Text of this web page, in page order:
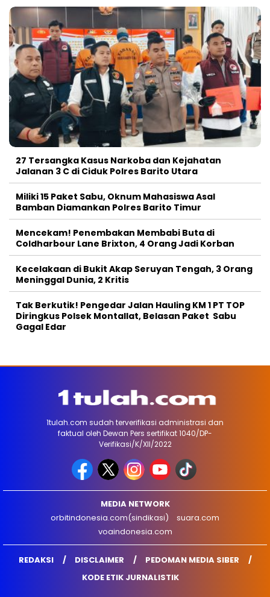
27 Tersangka Kasus Narkoba dan Kejahatan
Jalanan 3 C di Ciduk Polres Barito Utara
Miliki 15 Paket Sabu, Oknum Mahasiswa Asal
Bamban Diamankan Polres Barito Timur
Mencekam! Penembakan Membabi Buta di
Coldharbour Lane Brixton, 4 Orang Jadi Korban
Kecelakaan di Bukit Akap Seruyan Tengah, 3 Orang
Meninggal Dunia, 2 Kritis
Tak Berkutik! Pengedar Jalan Hauling KM 1 PT TOP
Diringkus Polsek Montallat, Belasan Paket Sabu
Gagal Edar
1tulah.com sudah terverifikasi administrasi dan
faktual oleh Dewan Pers sertifikat 1040/DP-
Verifikasi/K/XII/2022
MEDIA NETWORK
orbitindonesia.com(sindikasi)
suara.com
voaindonesia.com
REDAKSI DISCLAIMER
PEDOMAN MEDIA SIBER
KODE ETIK JURNALISTIK